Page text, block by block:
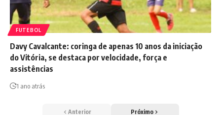
FUTEBOL
Davy Cavalcante: coringa de apenas 10 anos da iniciação
do Vitória, se destaca por velocidade, força e
assistências
1 ano atrás
Anterior Próximo